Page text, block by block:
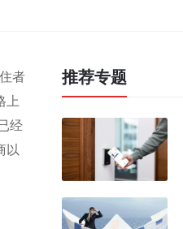
者
上
经
以
推荐专题